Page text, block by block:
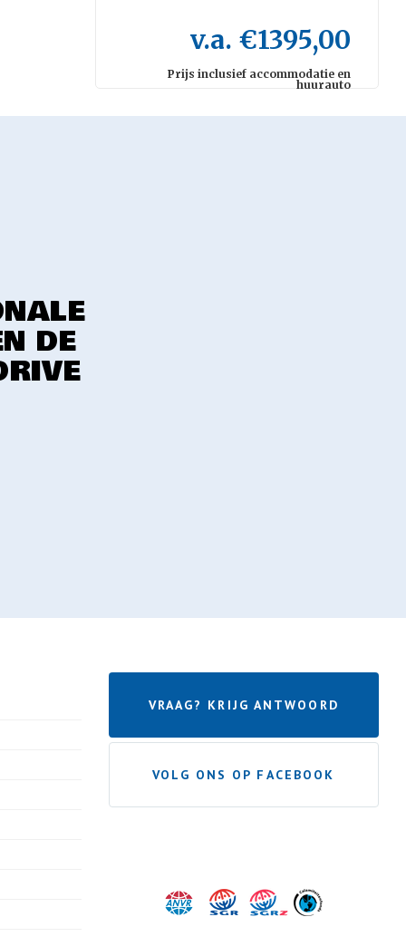
v.a. €1395,00
Prijs inclusief accommodatie en
huurauto
DE
VRAAG? KRIJG ANTWOORD
VOLG ONS OP FACEBOOK